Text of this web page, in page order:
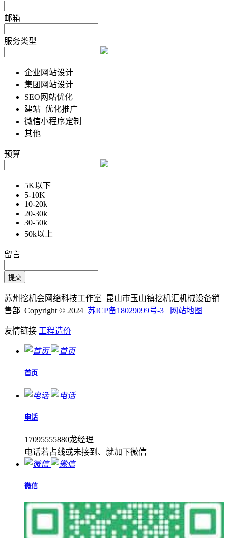
邮箱
服务类型
企业网站设计
集团网站设计
SEO网站优化
建站+优化推广
微信小程序定制
其他
预算
5K以下
5-10K
10-20k
20-30k
30-50k
50k以上
留言
苏州挖机会网络科技工作室 昆山市玉山镇挖机汇机械设备销
售部 Copyright © 2024 苏ICP备18029099号-3 网站地图
友情链接 工程造价|
首页
电话
17095555880龙经理
电话若占线或未接到、就加下微信
微信